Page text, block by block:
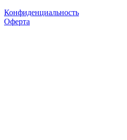
Конфиденциальность
Оферта